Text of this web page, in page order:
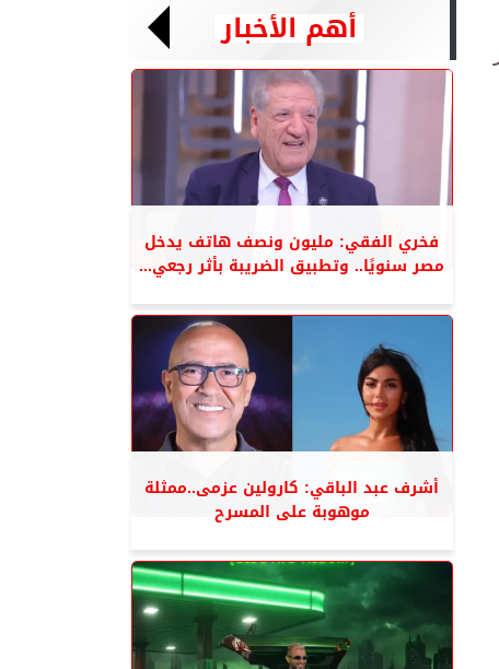
أهم الأخبار
فخري الفقي: مليون ونصف هاتف يدخل
مصر سنويًا.. وتطبيق الضريبة بأثر رجعي...
أشرف عبد الباقي: كارولين عزمى..ممثلة
موهوبة على المسرح